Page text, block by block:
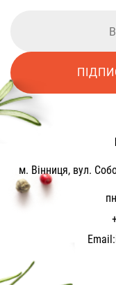
м. Вінниця, вул.
Email: